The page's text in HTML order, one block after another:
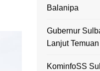
Balanipa
Gubernur
Lanjut
KominfoSS